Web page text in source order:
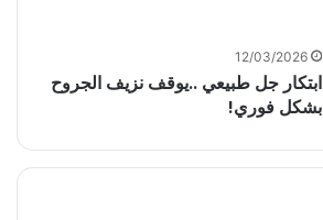
12/03/2026
ابتكار جل طبيعي ..يوقف نزيف الجروح
بشكل فوري!